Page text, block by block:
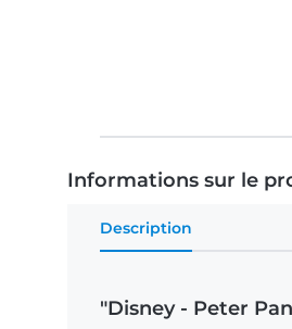
Informations sur le
Description
"Disney - Peter